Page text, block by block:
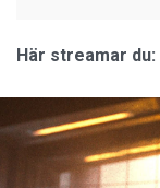
Här streamar du: